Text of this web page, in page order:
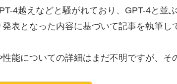
4越えなどと騒がれており、GPT-4と並
表となった内容に基づいて記事を執筆し
能についての詳細はまだ不明ですが、そ